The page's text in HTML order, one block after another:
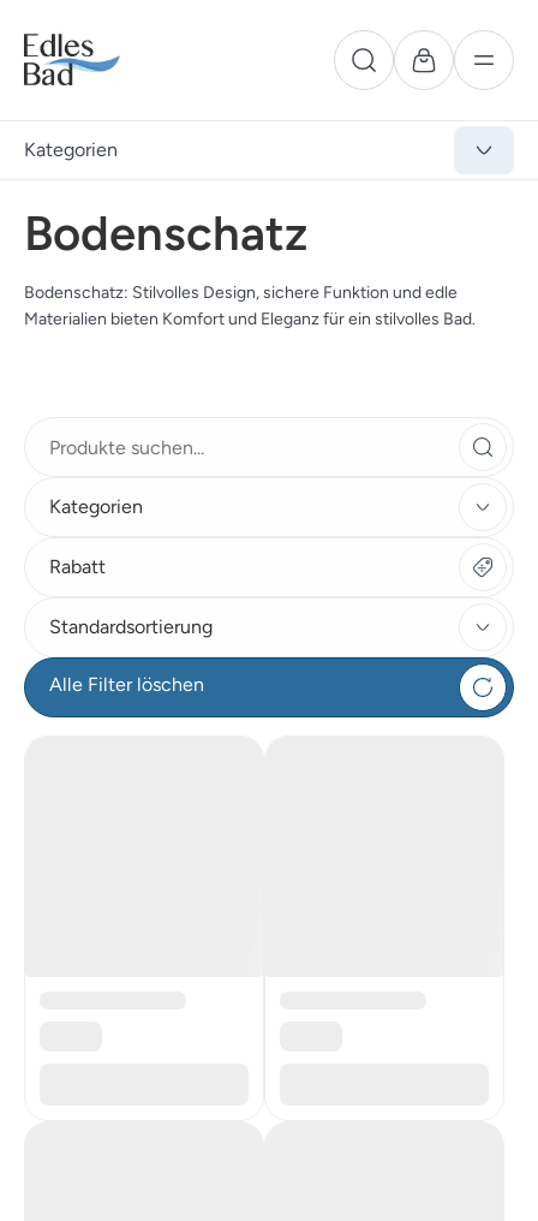
Kategorien
Bodenschatz
Bodenschatz: Stilvolles Design, sichere Funktion und edle
Materialien bieten Komfort und Eleganz für ein stilvolles Bad.
Kategorien
Rabatt
Standardsortierung
Alle Filter löschen